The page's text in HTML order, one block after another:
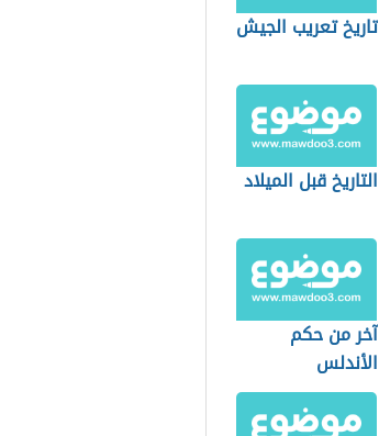
تاريخ تعريب الجيش
التاريخ قبل الميلاد
آخر من حكم
الأندلس